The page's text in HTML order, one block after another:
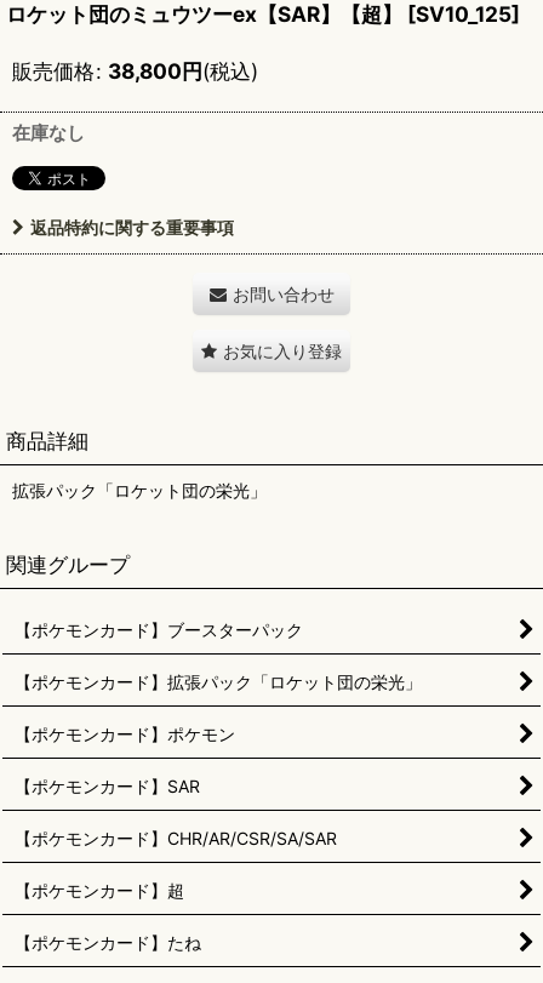
ロケット団のミュウツーex【SAR】【超】 [SV10_125]
販売価格: 38,800円(税込)
在庫なし
返品特約に関する重要事項
お問い合わせ
お気に入り登録
商品詳細
拡張パック「ロケット団の栄光」
関連グループ
【ポケモンカード】ブースターパック
【ポケモンカード】拡張パック「ロケット団の栄光」
【ポケモンカード】ポケモン
【ポケモンカード】SAR
【ポケモンカード】CHR/AR/CSR/SA/SAR
【ポケモンカード】超
【ポケモンカード】たね